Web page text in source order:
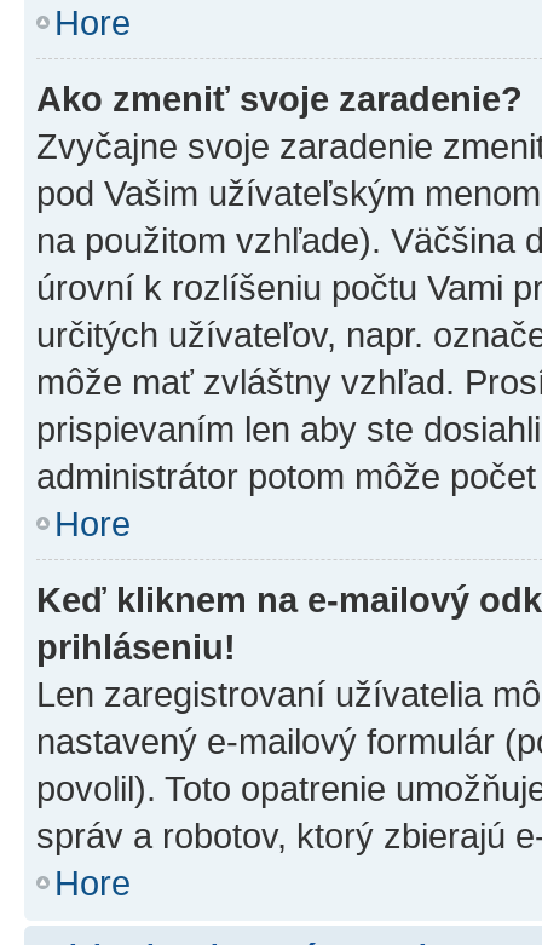
Hore
Ako zmeniť svoje zaradenie?
Zvyčajne svoje zaradenie
pod Vašim užívateľským
na použitom vzhľade). Väčšina
úrovní k rozlíšeniu počtu Vami
určitých užívateľov, napr.
môže mať zvláštny vzhľad.
prispievaním len aby ste
administrátor potom môže
Hore
Keď kliknem na e-mailový
prihláseniu!
Len zaregistrovaní užívatelia
nastavený e-mailový formulár
povolil). Toto opatrenie
správ a robotov, ktorý zbierajú
Hore